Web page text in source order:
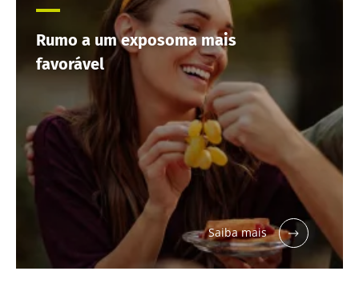
Rumo a um exposoma mais
favorável
Saiba mais